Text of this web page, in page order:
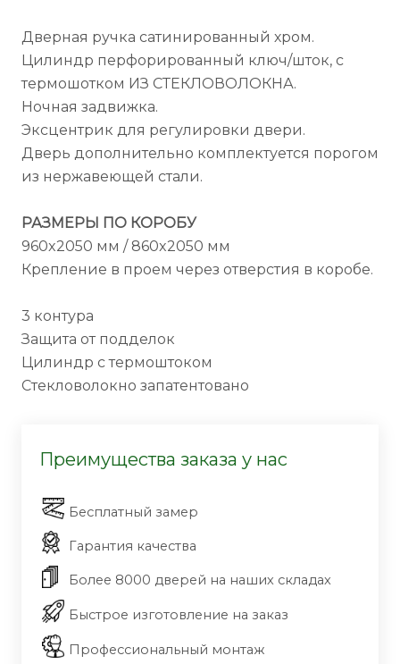
Дверная ручка сатинированный хром.
Цилиндр перфорированный ключ/шток, с
термошотком ИЗ СТЕКЛОВОЛОКНА.
Ночная задвижка.
Эксцентрик для регулировки двери.
Дверь дополнительно комплектуется порогом
из нержавеющей стали.
РАЗМЕРЫ ПО КОРОБУ
960x2050 мм / 860x2050 мм
Крепление в проем через отверстия в коробе.
3 контура
Защита от подделок
Цилиндр с термоштоком
Стекловолокно запатентовано
Преимущества заказа у нас
Бесплатный замер
Гарантия качества
Более 8000 дверей на наших складах
Быстрое изготовление на заказ
Профессиональный монтаж